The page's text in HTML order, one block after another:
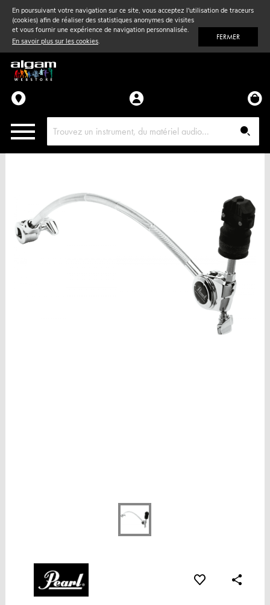
En poursuivant votre navigation sur ce site, vous acceptez l'utilisation de traceurs
(cookies) afin de réaliser des statistiques anonymes de visites
et vous fournir une expérience de navigation personnalisée.
En savoir plus sur les cookies. FERMER
Vent& Violon
Accessoires
Pièces détachées